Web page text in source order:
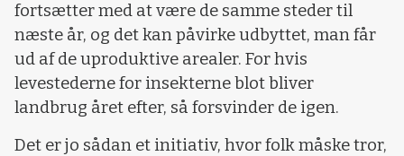
fortsætter med at være de samme steder til
næste år, og det kan påvirke udbyttet, man får
ud af de uproduktive arealer. For hvis
levestederne for insekterne blot bliver
landbrug året efter, så forsvinder de igen.
Det er jo sådan et initiativ, hvor folk måske tror,